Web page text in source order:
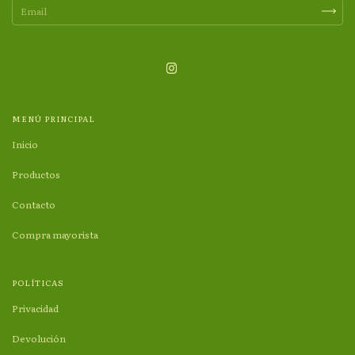
MENÚ PRINCIPAL
Inicio
Productos
Contacto
Compra mayorista
POLÍTICAS
Privacidad
Devolución